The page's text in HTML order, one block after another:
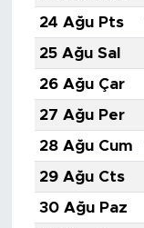
24 Ağu Pts
25 Ağu Sal
26 Ağu Çar
27 Ağu Per
28 Ağu Cum
29 Ağu Cts
30 Ağu Paz